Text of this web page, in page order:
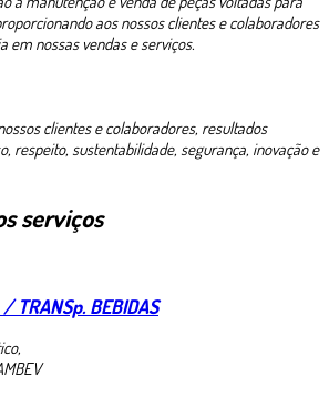
aos nossos clientes e colaboradores
em nossas vendas e serviços.
clientes e colaboradores, resultados
respeito, sustentabilidade, segurança, inovação e
serviços
/ TRANSp. BEBIDAS